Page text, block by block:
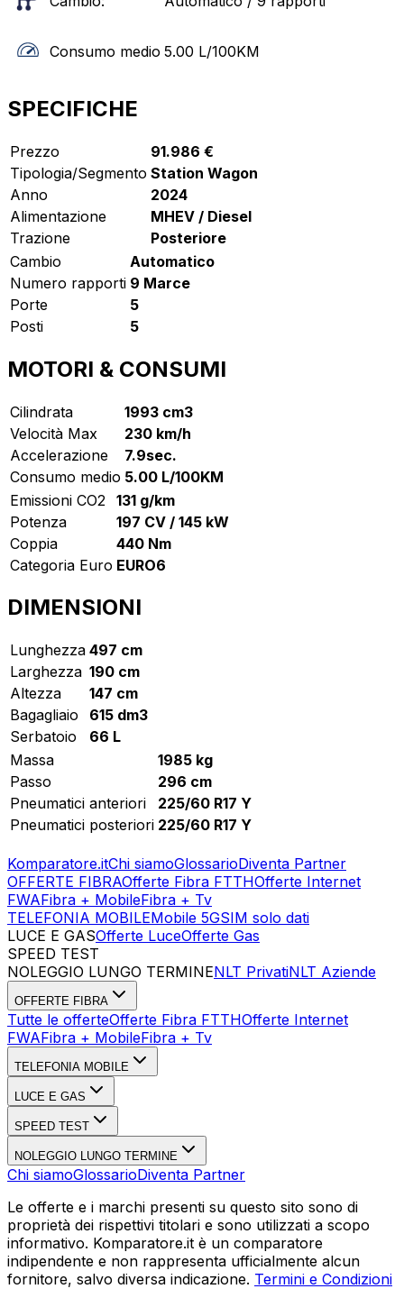
Consumo medio 5.00 L/100KM
SPECIFICHE
Prezzo
91.986 €
Tipologia/Segmento Station Wagon
Anno
2024
Alimentazione
MHEV / Diesel
Trazione
Posteriore
Cambio
Automatico
Numero rapporti 9 Marce
Porte
5
Posti
5
MOTORI & CONSUMI
Cilindrata
1993 cm3
Velocità Max
230 km/h
Accelerazione
7.9sec.
Consumo medio 5.00 L/100KM
Emissioni CO2
131 g/km
Potenza
197 CV / 145 kW
Coppia
440 Nm
Categoria Euro EURO6
DIMENSIONI
Lunghezza 497 cm
Larghezza 190 cm
Altezza
147 cm
Bagagliaio
615 dm3
Serbatoio
66 L
Massa
1985 kg
Passo
296 cm
Pneumatici anteriori
225/60 R17 Y
Pneumatici posteriori 225/60 R17 Y
Komparatore.itChi siamoGlossarioDiventa Partner
OFFERTE FIBRAOfferte Fibra FTTHOfferte Internet
FWAFibra + MobileFibra + Tv
TELEFONIA MOBILEMobile 5GSIM solo dati
LUCE E GASOfferte LuceOfferte Gas
SPEED TEST
NOLEGGIO LUNGO TERMINENLT PrivatiNLT Aziende
OFFERTE FIBRA
Tutte le offerteOfferte Fibra FTTHOfferte Internet
FWAFibra + MobileFibra + Tv
TELEFONIA MOBILE
LUCE E GAS
SPEED TEST
NOLEGGIO LUNGO TERMINE
Chi siamoGlossarioDiventa Partner
Le offerte e i marchi presenti su questo sito sono di
proprietà dei rispettivi titolari e sono utilizzati a scopo
informativo. Komparatore.it è un comparatore
indipendente e non rappresenta ufficialmente alcun
fornitore, salvo diversa indicazione. Termini e Condizioni